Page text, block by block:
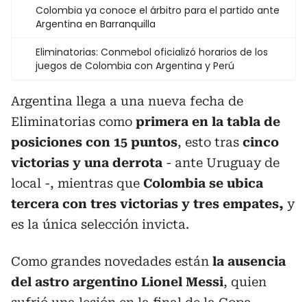
Colombia ya conoce el árbitro para el partido ante
Argentina en Barranquilla
Eliminatorias: Conmebol oficializó horarios de los
juegos de Colombia con Argentina y Perú
Argentina llega a una nueva fecha de
Eliminatorias como primera en la tabla de
posiciones con 15 puntos, esto tras cinco
victorias y una derrota - ante Uruguay de
local -, mientras que Colombia se ubica
tercera con tres victorias y tres empates, y
es la única selección invicta.
Como grandes novedades están la ausencia
del astro argentino Lionel Messi, quien